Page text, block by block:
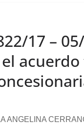
17 –
ANGELINA